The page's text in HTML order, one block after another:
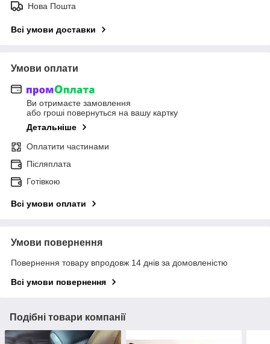
Нова Пошта
Всі умови доставки
Умови оплати
Ви отримаєте замовлення
або гроші повернуться на вашу картку
Детальніше
Оплатити частинами
Післяплата
Готівкою
Всі умови оплати
Умови повернення
Повернення товару впродовж 14 днів за домовленістю
Всі умови повернення
Подібні товари компанії